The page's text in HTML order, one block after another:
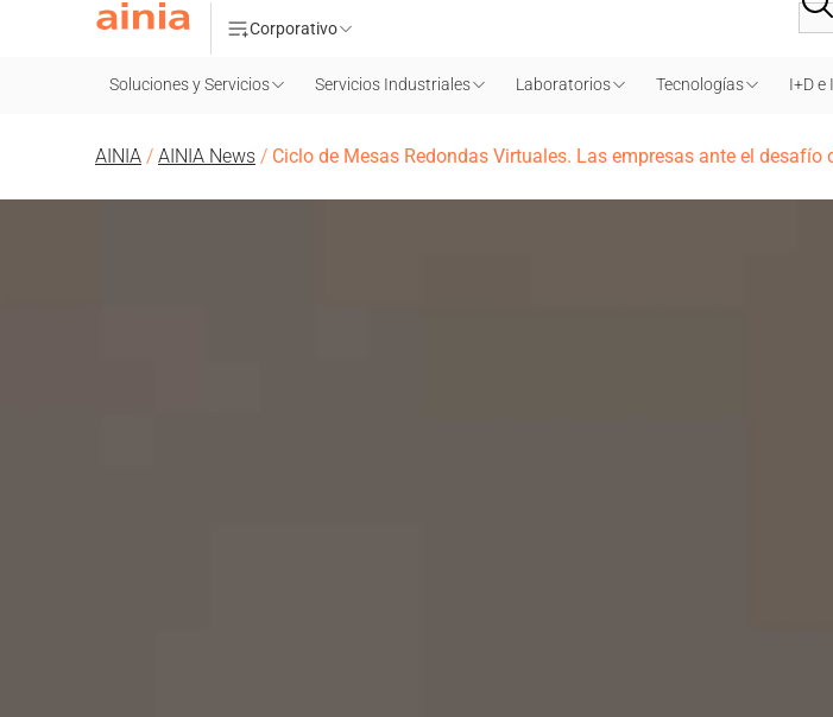
Corporativo
Soluciones y Servicios Servicios Industriales Laboratorios Tecnologías
AINIA / AINIA News / Ciclo de Mesas Redondas Virtuales. Las empresas ante el desafío